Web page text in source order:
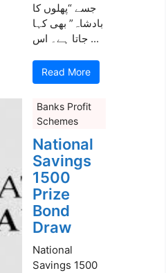
جسے “پھلوں کا
بادشاہ” بھی کہا
جاتا ہے۔ اس ...
Read More
Banks Profit
Schemes
National
Savings
1500
Prize
Bond
Draw
National
Savings 1500